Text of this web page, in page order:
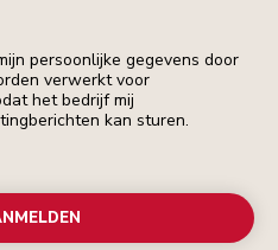
persoonlijke gegevens door
verwerkt voor
het bedrijf mij
kan sturen.